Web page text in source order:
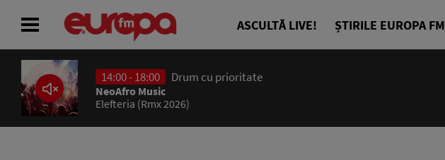
ASCULTĂ LIVE! ȘTIRILE EUROPA FM
14:00 - 18:00 Drum cu prioritate
NeoAfro Music
Elefteria (Rmx 2026)
ACASĂ
ȘTIRI